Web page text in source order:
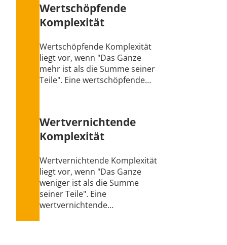
Wertschöpfende
Komplexität
Wertschöpfende Komplexität
liegt vor, wenn "Das Ganze
mehr ist als die Summe seiner
Teile". Eine wertschöpfende…
Wertvernichtende
Komplexität
Wertvernichtende Komplexität
liegt vor, wenn "Das Ganze
weniger ist als die Summe
seiner Teile". Eine
wertvernichtende…